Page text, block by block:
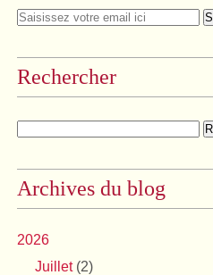
Rechercher
Archives du blog
2026
Juillet(2)